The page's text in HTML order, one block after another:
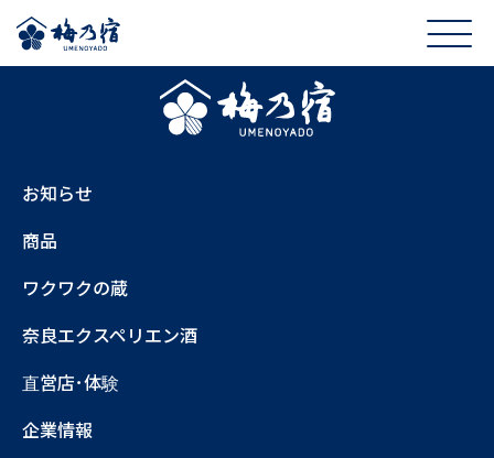
お知らせ
商品
ワクワクの蔵
奈良エクスペリエン酒
直営店･体験
企業情報